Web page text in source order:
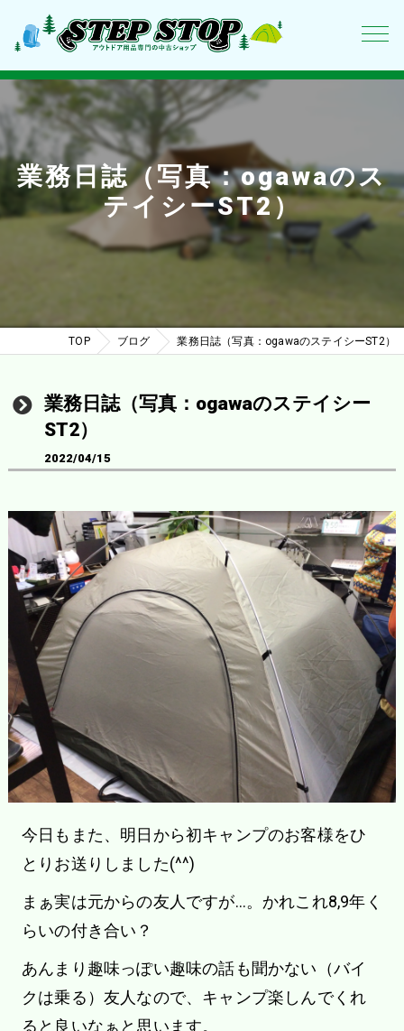
業務日誌（写真：ogawaのス
テイシーST2）
TOP ブログ 業務日誌（写真：ogawaのステイシーST2）
業務日誌（写真：ogawaのステイシー
ST2）
2022/04/15
今日もまた、明日から初キャンプのお客様をひ
とりお送りしました(^^)
まぁ実は元からの友人ですが…。かれこれ8,9年く
らいの付き合い？
あんまり趣味っぽい趣味の話も聞かない（バイ
クは乗る）友人なので、キャンプ楽しんでくれ
ると良いなぁと思います。